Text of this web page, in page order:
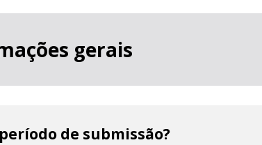
gerais
de submissão?